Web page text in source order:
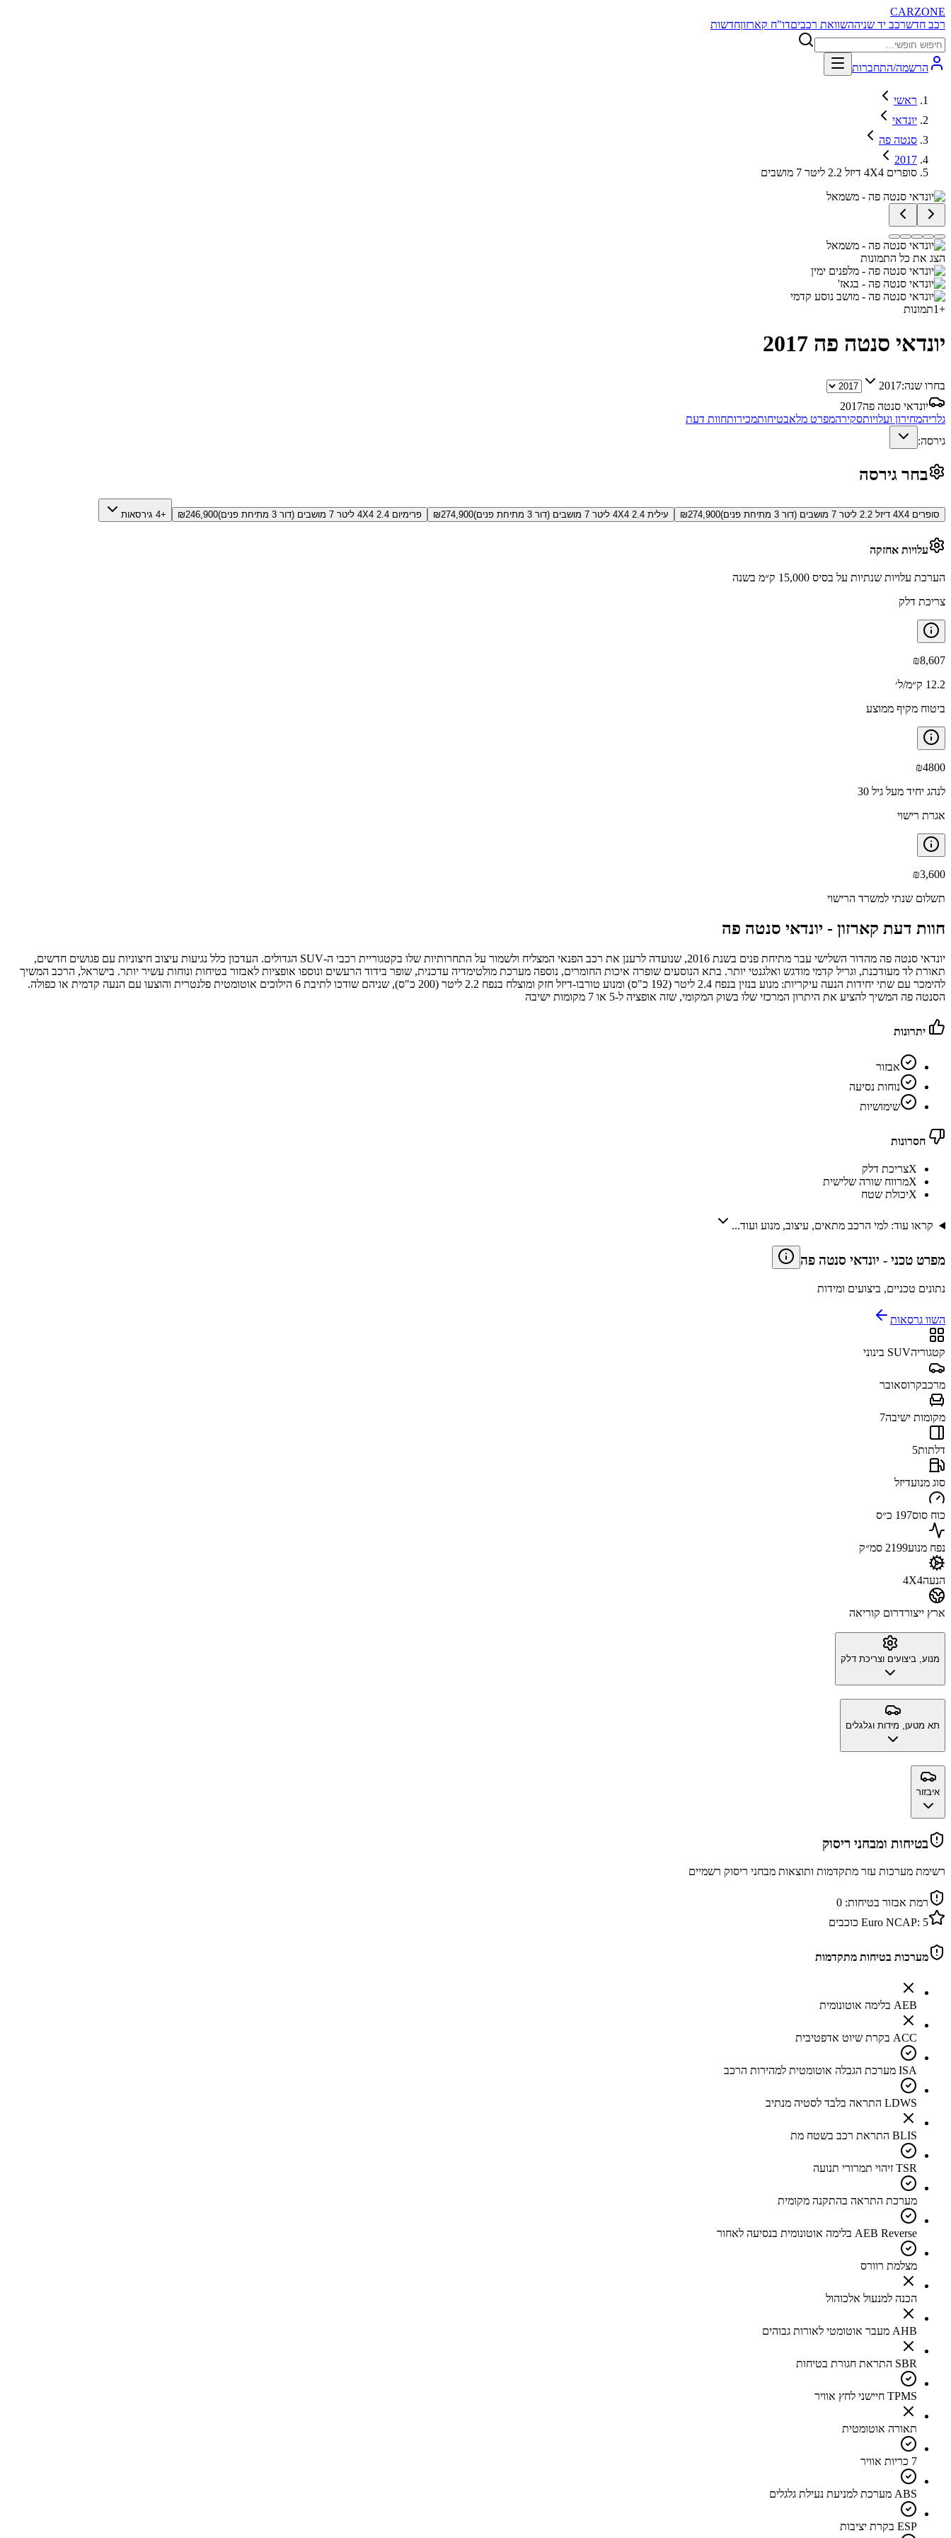
CARZONE
רכב חדשרכב יד שניההשוואת רכביםדו"ח קארזוןחדשות
הרשמה/התחברות
ראשי
יונדאי
סנטה פה
2017
סופרים 4X4 דיזל 2.2 ליטר 7 מושבים
הצג את כל התמונות
+
1תמונות
יונדאי סנטה פה 2017
בחרו שנה:2017
יונדאי סנטה פה2017
גלריהמחירון ועלויותסקירהמפרט מלאבטיחותמכירותחוות דעת
גירסה:
בחר גירסה
סופרים 4X4 דיזל 2.2 ליטר 7 מושבים (דור 3 מתיחת פנים) ₪274,900 עילית 4X4 2.4 ליטר 7 מושבים (דור 3 מתיחת פנים) ₪274,900 פרימיום 4X4 2.4 ליטר 7 מושבים (דור 3 מתיחת פנים) ₪246,900 +4 גירסאות
עלויות אחזקה
הערכת עלויות שנתיות על בסיס 15,000 ק״מ בשנה
צריכת דלק
₪8,607
12.2 ק״מ/ל׳
ביטוח מקיף ממוצע
₪4800
לנהג יחיד מעל גיל 30
אגרת רישוי
₪3,600
תשלום שנתי למשרד הרישוי
חוות דעת קארזון - יונדאי סנטה פה
יונדאי סנטה פה מהדור השלישי עבר מתיחת פנים בשנת 2016, שנועדה לרענן את רכב הפנאי המצליח ולשמור על התחרותיות שלו בקטגוריית רכבי ה-SUV הגדולים. העדכון כלל נגיעות עיצוב חיצוניות עם פגושים חדשים,
תאורת לד מעודכנת, וגריל קדמי מודגש ואלגנטי יותר. בתא הנוסעים שופרה איכות החומרים, נוספה מערכת מולטימדיה עדכנית, שופר בידוד הרעשים ונוספו אופציות לאבזור בטיחות ונוחות עשיר יותר. בישראל, הרכב המשיך
להימכר עם שתי יחידות הנעה עיקריות: מנוע בנזין בנפח 2.4 ליטר (192 כ"ס) ומנוע טורבו-דיזל חזק ומוצלח בנפח 2.2 ליטר (200 כ"ס), שניהם שודכו לתיבת 6 הילוכים אוטומטית פלנטרית והוצעו עם הנעה קדמית או כפולה.
הסנטה פה המשיך להציע את היתרון המרכזי שלו בשוק המקומי, שזה אופציה ל-5 או 7 מקומות ישיבה
יתרונות
אבזור
נוחות נסיעה
שימושיות
חסרונות
Xצריכת דלק
Xמרווח שורה שלישית
Xיכולת שטח
קראו עוד: למי הרכב מתאים, עיצוב, מנוע ועוד...
מפרט טכני - יונדאי סנטה פה
נתונים טכניים, ביצועים ומידות
השוו גרסאות
קטגוריהSUV בינוני
מרכבקרוסאובר
מקומות ישיבה7
דלתות5
סוג מנועדיזל
כוח סוס197 כ״ס
נפח מנוע2199 סמ״ק
הנעה4X4
ארץ ייצורדרום קוריאה
מנוע, ביצועים וצריכת דלק
תא מטען, מידות וגלגלים
איבזור
בטיחות ומבחני ריסוק
רשימת מערכות עזר מתקדמות ותוצאות מבחני ריסוק רשמיים
רמת אבזור בטיחות: 0
Euro NCAP: 5 כוכבים
מערכות בטיחות מתקדמות
AEB בלימה אוטונומית
ACC בקרת שיוט אדפטיבית
ISA מערכת הגבלה אוטומטית למהירות הרכב
LDWS התראה בלבד לסטיה מנתיב
BLIS התראת רכב בשטח מת
TSR זיהוי תמרורי תנועה
מערכת התראה בהתקנה מקומית
AEB Reverse בלימה אוטונומית בנסיעה לאחור
מצלמת רוורס
הכנה למנעול אלכוהול
AHB מעבר אוטומטי לאורות גבוהים
SBR התראת חגורת בטיחות
TPMS חיישני לחץ אוויר
תאורה אוטומטית
7 כריות אוויר
ABS מערכת למניעת נעילת גלגלים
ESP בקרת יציבות